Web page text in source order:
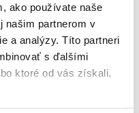
ako používate naše
našim partnerom v
a analýzy. Títo partneri
s ďalšími
ktoré od vás získali,